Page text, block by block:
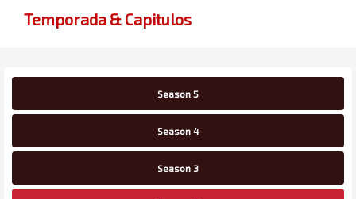
Temporada & Capitulos
Season 5
Season 4
Season 3